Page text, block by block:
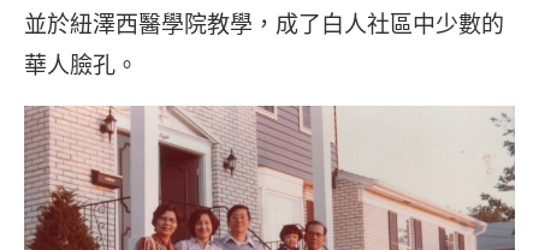
並於紐澤西醫學院教學，成了白人社區中少數的
華人臉孔。